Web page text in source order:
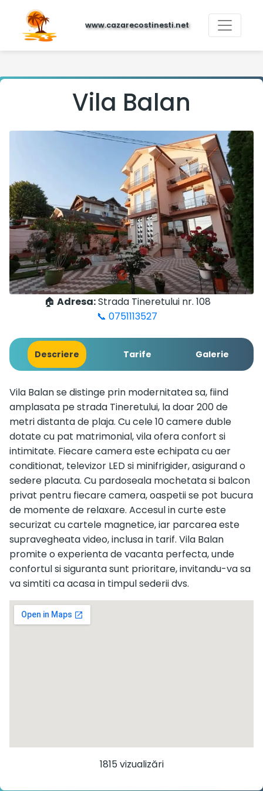
www.cazarecostinesti.net
Vila Balan
🏠 Adresa:Strada Tineretului nr. 108
📞 0751113527
Descriere Tarife Galerie
Vila Balan se distinge prin modernitatea sa, fiind
amplasata pe strada Tineretului, la doar 200 de
metri distanta de plaja. Cu cele 10 camere duble
dotate cu pat matrimonial, vila ofera confort si
intimitate. Fiecare camera este echipata cu aer
conditionat, televizor LED si minifrigider, asigurand o
sedere placuta. Cu pardoseala mochetata si balcon
privat pentru fiecare camera, oaspetii se pot bucura
de momente de relaxare. Accesul in curte este
securizat cu cartele magnetice, iar parcarea este
supravegheata video, inclusa in tarif. Vila Balan
promite o experienta de vacanta perfecta, unde
confortul si siguranta sunt prioritare, invitandu-va sa
va simtiti ca acasa in timpul sederii dvs.
1815 vizualizări